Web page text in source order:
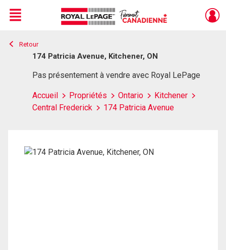
Live
En Direct
Menu
Retour
174 Patricia Avenue, Kitchener, ON
Pas présentement à vendre avec Royal LePage
Accueil Propriétés Ontario
Kitchener
Central Frederick
174 Patricia Avenue